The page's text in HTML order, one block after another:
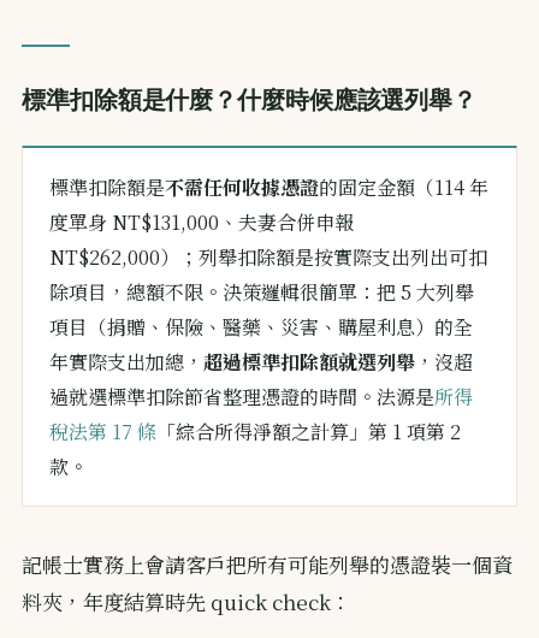
標準扣除額是什麼？什麼時候應該選列舉？
標準扣除額是不需任何收據憑證的固定金額（114 年
度單身 NT$131,000、夫妻合併申報
NT$262,000）；列舉扣除額是按實際支出列出可扣
除項目，總額不限。決策邏輯很簡單：把 5 大列舉
項目（捐贈、保險、醫藥、災害、購屋利息）的全
年實際支出加總， 超過標準扣除額就選列舉 ，沒超
過就選標準扣除節省整理憑證的時間。法源是所得
稅法第 17 條 「綜合所得淨額之計算」第 1 項第 2
款。
記帳士實務上會請客戶把所有可能列舉的憑證裝一個資
料夾，年度結算時先 quick check：